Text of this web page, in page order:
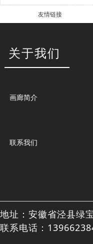
关于我们
画廊简介
联系我们
地址：安徽省泾县绿
联系电话：
友情链接